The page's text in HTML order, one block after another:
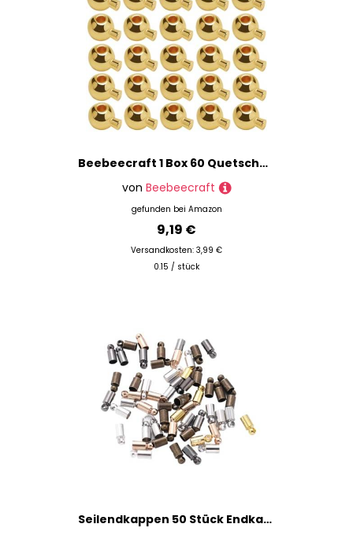
Beebeecraft 1 Box 60 Quetschperlen Zur Schmuckherstellung 3.5x5mm 18 Karat Vergoldete Messing Quetschperlen Abstandsperlen Abdeckungen Für Armband Und Halskettenenden Zubehör (Loch: 0.9mm)
von Beebeecraft
gefunden bei Amazon
9,19 €
Versandkosten: 3,99 €
0.15 / stück
Seilendkappen 50 Stück Endkappen, Metallgewichtsschnalle, Quaste, Lederkordel-Endkappen, Quetschperlen, Kappen for Schmuckherstellung, DIY, grundlegendes Zubehör, 2–10 mm(Mixcolor,Diameter 5mm)